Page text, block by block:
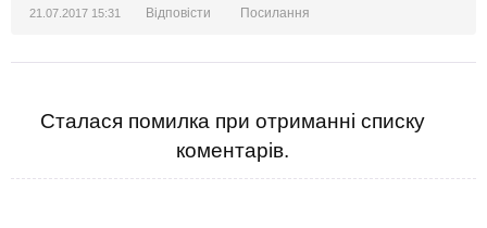
21.07.2017 15:31 Відповісти Посилання
Сталася помилка при отриманні списку
коментарів.